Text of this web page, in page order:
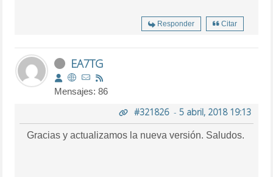
Responder Citar
EA7TG
Mensajes: 86
#321826- 5 abril, 2018 19:13
Gracias y actualizamos la nueva versión. Saludos.